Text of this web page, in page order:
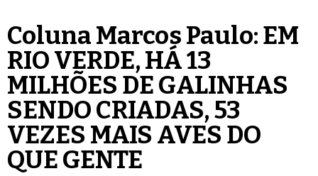
Coluna Marcos Paulo: EM
RIO VERDE, HÁ 13
MILHÕES DE GALINHAS
SENDO CRIADAS, 53
VEZES MAIS AVES DO
QUE GENTE